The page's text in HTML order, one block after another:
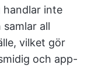
inte
all
vilket gör
och app-